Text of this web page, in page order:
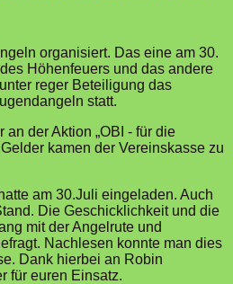
organisiert. Das eine am 30.
Höhenfeuers und das andere
reger Beteiligung das
statt.
der Aktion „OBI - für die
kamen der Vereinskasse zu
am 30.Juli eingeladen. Auch
Die Geschicklichkeit und die
mit der Angelrute und
Nachlesen konnte man dies
Dank hierbei an Robin
für euren Einsatz.